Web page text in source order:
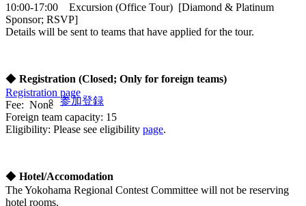
参加登録
10:00-17:00 Excursion (Office Tour) [Diamond & Platinum
Sponsor; RSVP]
Details will be sent to teams that have applied for the tour.
◆ Registration (Closed; Only for foreign teams)
Registration page
Fee: None
Foreign team capacity: 15
Eligibility: Please see eligibility page.
◆ Hotel/Accomodation
The Yokohama Regional Contest Committee will not be reserving
hotel rooms.